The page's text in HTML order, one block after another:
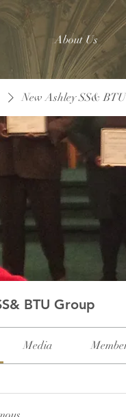
About Us
New Ashley SS&
BTU Group
Media